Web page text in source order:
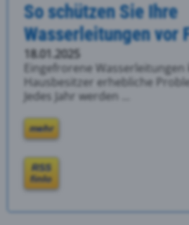
So schützen Sie Ihre
Wasserleitungen vor
18.01.2025
Eingefrorene
Hausbesitzer erhebliche
Jedes Jahr werden ...
mehr
RSS
finlo